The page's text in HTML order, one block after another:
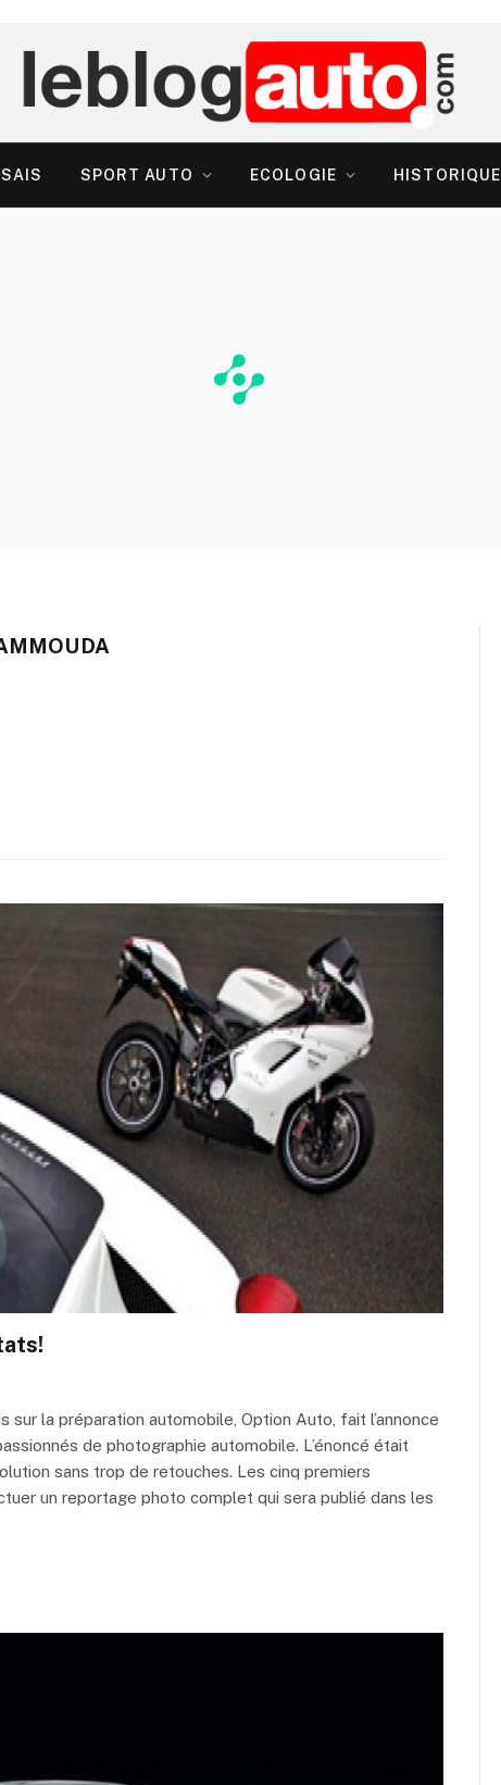
SPORT AUTO ECOLOGIE HISTORIQUE
la préparation automobile, Option Auto, fait l’annonce
de photographie automobile. L’énoncé était
sans trop de retouches. Les cinq premiers
un reportage photo complet qui sera publié dans les